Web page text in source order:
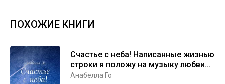
ПОХОЖИЕ КНИГИ
Счастье с неба! Написанные жизнью
строки я положу на музыку любви…
Анабелла Го